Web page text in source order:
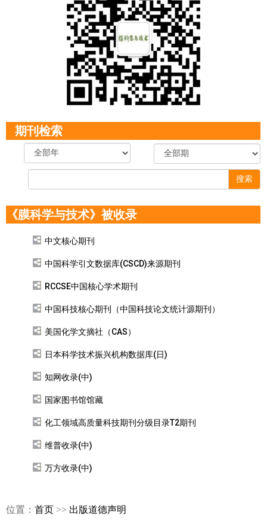
期刊检索
搜索
《膜科学与技术》被收录
中文核心期刊
中国科学引文数据库(CSCD)来源期刊
RCCSE中国核心学术期刊
中国科技核心期刊（中国科技论文统计源期刊）
美国化学文摘社（CAS）
日本科学技术振兴机构数据库(日)
知网收录(中)
国家图书馆馆藏
化工领域高质量科技期刊分级目录T2期刊
维普收录(中)
万方收录(中)
位置： 首页 >> 出版道德声明